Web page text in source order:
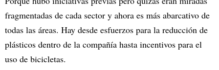
fragmentadas de cada sector y ahora es más abarcativo de
todas las áreas. Hay desde esfuerzos para la reducción de
plásticos dentro de la compañía hasta incentivos para el
uso de bicicletas.